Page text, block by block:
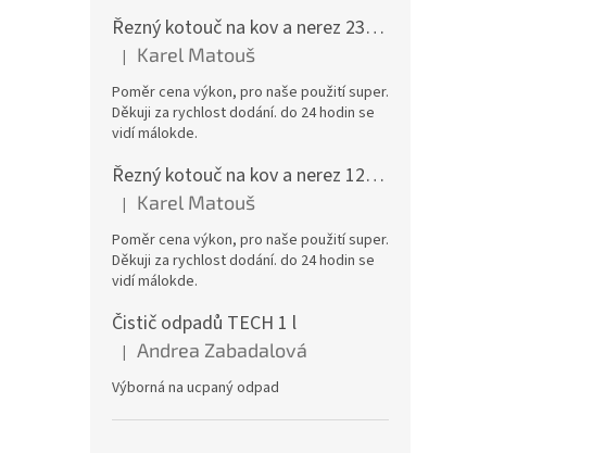
Řezný kotouč na kov a nerez 230x2,0x22 A46T6BF, balení 25ks
Hodnocení produktu je 5 z 5 hvězdiček.
| Karel Matouš
Poměr cena výkon, pro naše použití super.
Děkuji za rychlost dodání. do 24 hodin se
vidí málokde.
Řezný kotouč na kov a nerez 125x1,0x22 A46T6BF, balení 25ks
Hodnocení produktu je 5 z 5 hvězdiček.
| Karel Matouš
Poměr cena výkon, pro naše použití super.
Děkuji za rychlost dodání. do 24 hodin se
vidí málokde.
Čistič odpadů TECH 1 l
Hodnocení produktu je 5 z 5 hvězdiček.
| Andrea Zabadalová
Výborná na ucpaný odpad